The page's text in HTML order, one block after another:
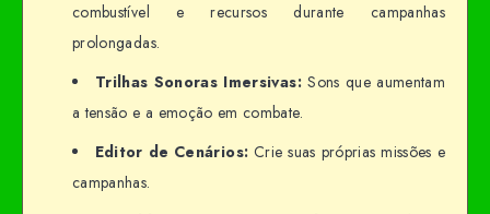
combustível e recursos durante campanhas
prolongadas.
Trilhas Sonoras Imersivas:Sons que aumentam
a tensão e a emoção em combate.
Editor de Cenários: Crie suas próprias missões e
campanhas.